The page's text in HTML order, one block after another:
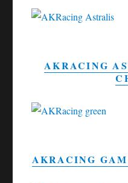
AKRACING
AKRACING